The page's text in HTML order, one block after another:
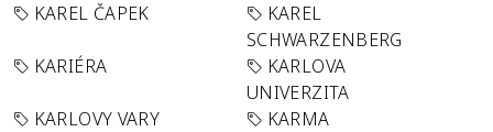
KAREL ČAPEK
KAREL
SCHWARZENBERG
KARIÉRA
KARLOVA
UNIVERZITA
KARLOVY VARY
KARMA